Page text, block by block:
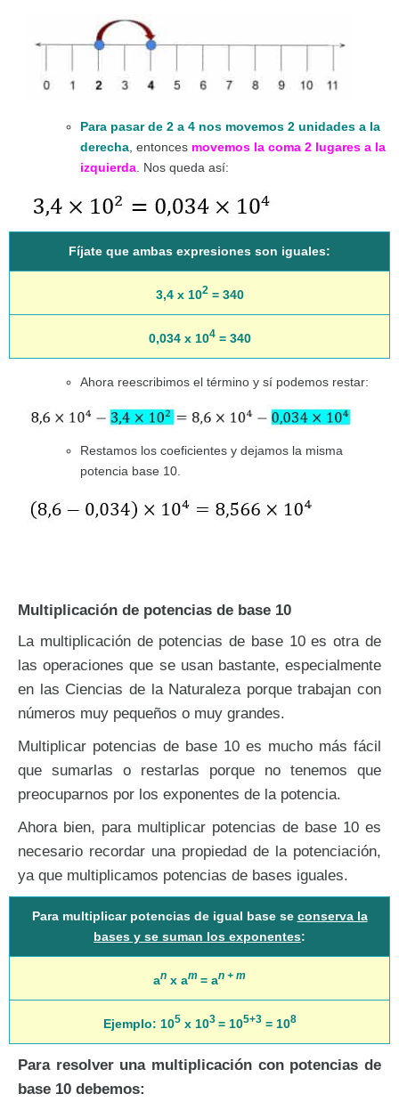
Para pasar de 2 a 4 nos movemos 2 unidades a la
derecha , entonces movemos la coma 2 lugares a la
izquierda . Nos queda así:
Fíjate que ambas expresiones son iguales:
3,4 x 102= 340
0,034 x 104= 340
Ahora reescribimos el término y sí podemos restar:
Restamos los coeficientes y dejamos la misma
potencia base 10.
Multiplicación de potencias de base 10
La multiplicación de potencias de base 10 es otra de
las operaciones que se usan bastante, especialmente
en las Ciencias de la Naturaleza porque trabajan con
números muy pequeños o muy grandes.
Multiplicar potencias de base 10 es mucho más fácil
que sumarlas o restarlas porque no tenemos que
preocuparnos por los exponentes de la potencia.
Ahora bien, para multiplicar potencias de base 10 es
necesario recordar una propiedad de la potenciación,
ya que multiplicamos potencias de bases iguales.
Para multiplicar potencias de igual base se conserva la
bases y se suman los exponentes:
an x am = an + m
Ejemplo: 105x 103 = 105+3= 108
Para resolver una multiplicación con potencias de
base 10 debemos: